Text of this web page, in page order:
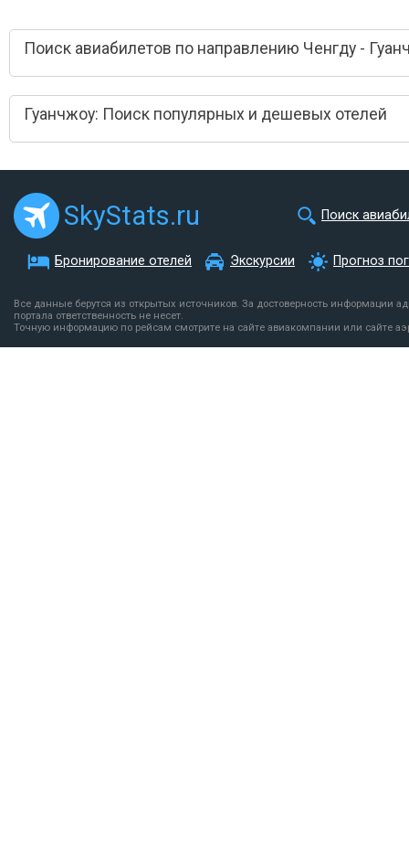
Поиск авиабилетов по направлению Ченгду -
Гуанчжоу: Поиск популярных и дешевых отелей
SkyStats.ru Поиск
Бронирование отелей Экскурсии Прогноз
Все данные берутся из открытых источников. За достоверность информации
портала ответственность не несет.
Точную информацию по рейсам смотрите на сайте авиакомпании или сайте